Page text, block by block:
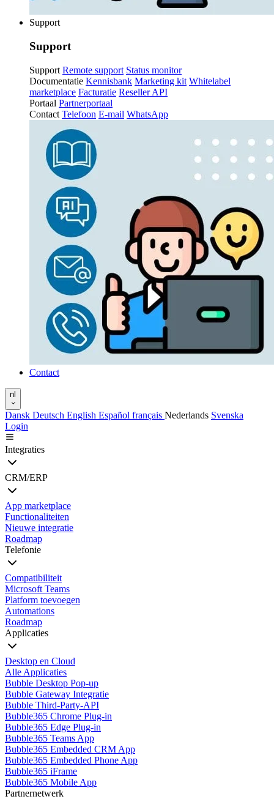
Support
Support
Support Remote support Status monitor
Documentatie Kennisbank Marketing kit Whitelabel
marketplace Facturatie Reseller API
Portaal Partnerportaal
Contact Telefoon E-mail WhatsApp
Contact
nl
Dansk Deutsch English Español français Nederlands Svenska
Login
Integraties
CRM/ERP
App marketplace
Functionaliteiten
Nieuwe integratie
Roadmap
Telefonie
Compatibiliteit
Microsoft Teams
Platform toevoegen
Automations
Roadmap
Applicaties
Desktop en Cloud
Alle Applicaties
Bubble Desktop Pop-up
Bubble Gateway Integratie
Bubble Third-Party-API
Bubble365 Chrome Plug-in
Bubble365 Edge Plug-in
Bubble365 Teams App
Bubble365 Embedded CRM App
Bubble365 Embedded Phone App
Bubble365 iFrame
Bubble365 Mobile App
Partnernetwerk